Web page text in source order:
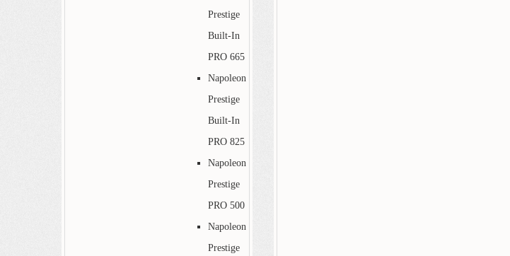
Prestige
Built-In
PRO 665
Napoleon
Prestige
Built-In
PRO 825
Napoleon
Prestige
PRO 500
Napoleon
Prestige